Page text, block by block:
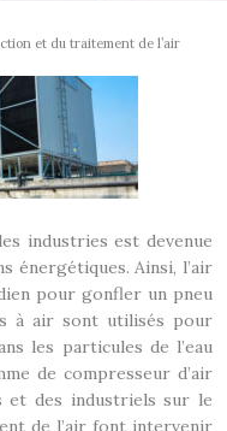
et du traitement de l’air
industries est devenue
énergétiques. Ainsi, l’air
pour gonfler un pneu
à air sont utilisés pour
les particules de l’eau
de compresseur d’air
et des industriels sur le
de l’air font intervenir